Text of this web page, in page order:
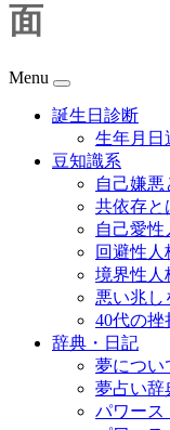
面
Menu
誕生日診断
生年月日
豆知識系
自己嫌悪
共依存と
自己愛性
回避性人
境界性人
悪い兆し
40代の
辞典・日記
夢につい
夢占い辞
パワース